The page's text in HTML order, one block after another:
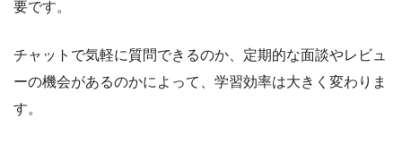
要です。
チャットで気軽に質問できるのか、定期的な面談やレビュ
ーの機会があるのかによって、学習効率は大きく変わりま
す。